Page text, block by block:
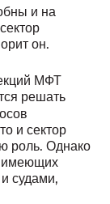
и на
он.
МФТ
решать
и сектор
роль. Однако
имеющих
судами,